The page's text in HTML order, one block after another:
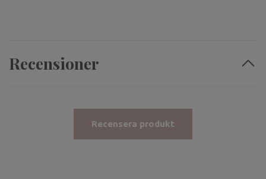
Recensioner
Recensera produkt